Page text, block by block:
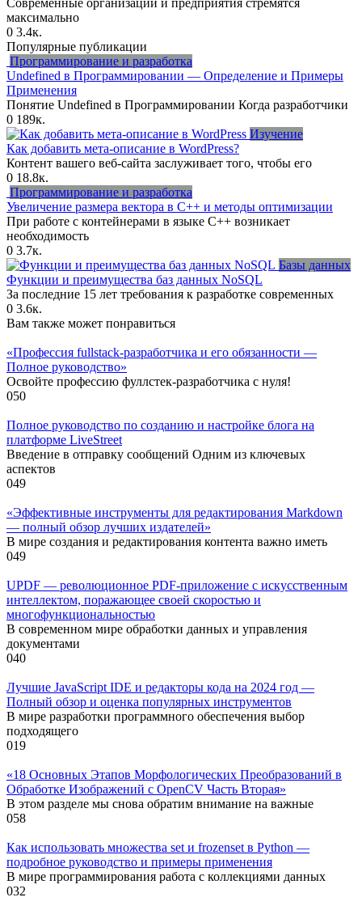
максимально
0 3.4к.
Популярные публикации
Программирование и разработка
Undefined в Программировании — Определение и Примеры
Применения
Понятие Undefined в Программировании Когда разработчики
0 189к.
Изучение
Как добавить мета-описание в WordPress?
Контент вашего веб-сайта заслуживает того, чтобы его
0 18.8к.
Программирование и разработка
Увеличение размера вектора в C++ и методы оптимизации
При работе с контейнерами в языке C++ возникает
необходимость
0 3.7к.
Базы данных
Функции и преимущества баз данных NoSQL
За последние 15 лет требования к разработке современных
0 3.6к.
Вам также может понравиться
«Профессия fullstack-разработчика и его обязанности —
Полное руководство»
Освойте профессию фуллстек-разработчика с нуля!
050
Полное руководство по созданию и настройке блога на
платформе LiveStreet
Введение в отправку сообщений Одним из ключевых
аспектов
049
«Эффективные инструменты для редактирования Markdown
— полный обзор лучших издателей»
В мире создания и редактирования контента важно иметь
049
UPDF — революционное PDF-приложение с искусственным
интеллектом, поражающее своей скоростью и
многофункциональностью
В современном мире обработки данных и управления
документами
040
Лучшие JavaScript IDE и редакторы кода на 2024 год —
Полный обзор и оценка популярных инструментов
В мире разработки программного обеспечения выбор
подходящего
019
«18 Основных Этапов Морфологических Преобразований в
Обработке Изображений с OpenCV Часть Вторая»
В этом разделе мы снова обратим внимание на важные
058
Как использовать множества set и frozenset в Python —
подробное руководство и примеры применения
В мире программирования работа с коллекциями данных
032